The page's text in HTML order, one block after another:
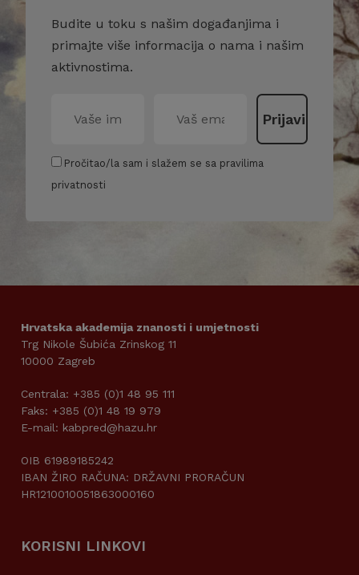
Budite u toku s našim događanjima i
primajte više informacija o nama i našim
aktivnostima.
Pročitao/la sam i slažem se sa pravilima
privatnosti
Hrvatska akademija znanosti i umjetnosti
Trg Nikole Šubića Zrinskog 11
10000 Zagreb
Centrala: +385 (0)1 48 95 111
Faks: +385 (0)1 48 19 979
E-mail: kabpred@hazu.hr
OIB 61989185242
IBAN ŽIRO RAČUNA: DRŽAVNI PRORAČUN
HR1210010051863000160
KORISNI LINKOVI